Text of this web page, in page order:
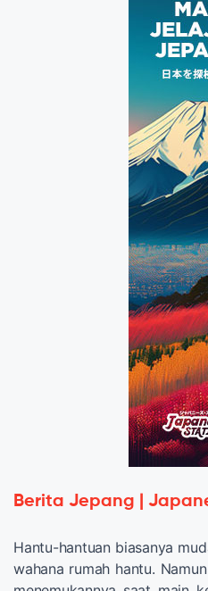
Berita Jepang |
Hantu-hantuan biasanya
wahana rumah hantu.